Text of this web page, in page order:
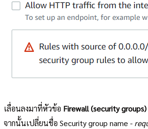
เลื่อนลงมาที่หัวข้อ Firewall (security groups)
จากนั้นเปลี่ยนชื่อ Security group name -